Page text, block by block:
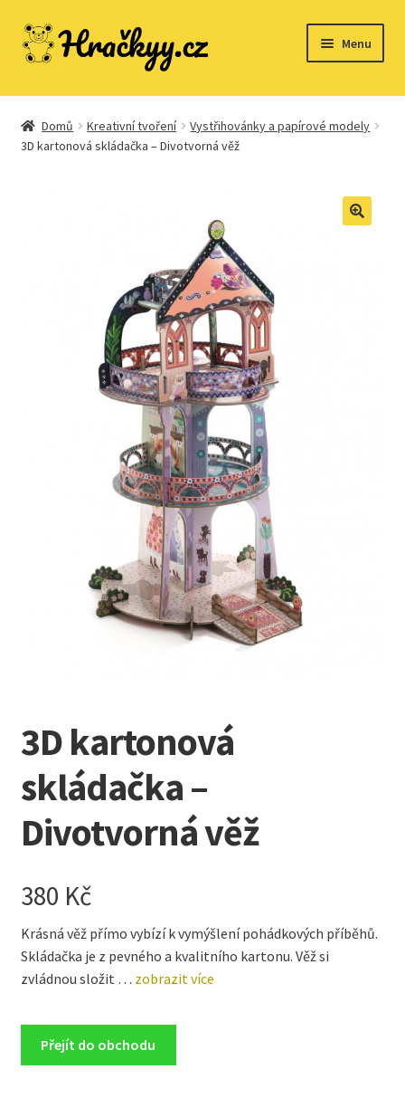
Přeskočit
na
Přejít
k
webu
Menu
Stavebnice
Kreativní tvoření
Domů Kreativní tvoření
Vystřihovánky a papírové modely
3D kartonová skládačka – Divotvorná věž
3D kartonová
skládačka –
Divotvorná věž
380 Kč
Krásná věž přímo vybízí k vymýšlení pohádkových příběhů.
Skládačka je z pevného a kvalitního kartonu. Věž si
zvládnou složit … zobrazit více
Přejít do obchodu